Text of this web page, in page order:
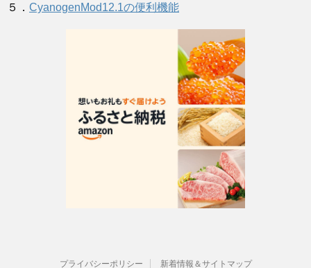
５． CyanogenMod12.1の便利機能
プライバシーポリシー 新着情報＆サイトマップ